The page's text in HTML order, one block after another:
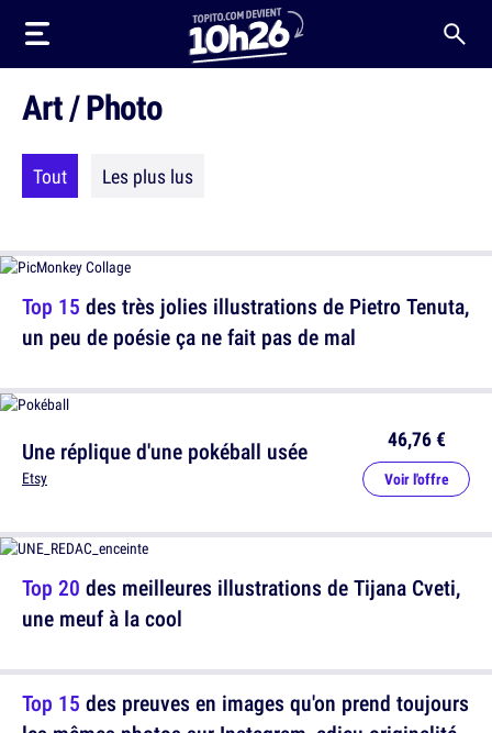
Art / Photo
Tout Les plus lus
Top 15 des très jolies illustrations de Pietro Tenuta,
un peu de poésie ça ne fait pas de mal
Top 15 des preuves en images qu'on prend toujours
Une réplique d'une pokéball usée
Etsy
46,76 €
Voir l'offre
Top 20 des meilleures illustrations de Tijana Cveti,
une meuf à la cool